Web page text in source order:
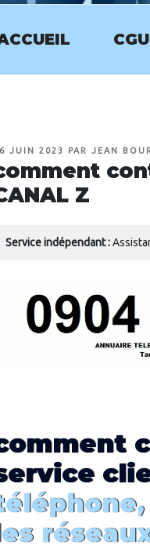
CGU
JUIN 2023 PAR JEAN
Z
Service indépendant :